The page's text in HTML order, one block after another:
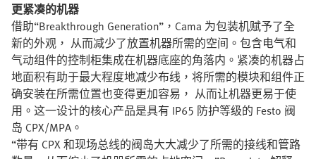
更紧凑的机器
借助“Breakthrough Generation”，Cama 为包装机赋予了全
新的外观， 从而减少了放置机器所需的空间。包含电气和
气动组件的控制柜集成在机器底座的角落内。紧凑的机器占
地面积有助于最大程度地减少布线，将所需的模块和组件正
确安装在所需位置也变得更加容易， 从而让机器更易于使
用。这一设计的核心产品是具有 IP65 防护等级的 Festo 阀
岛 CPX/MPA。
“带有 CPX 和现场总线的阀岛大大减少了所需的接线和管路